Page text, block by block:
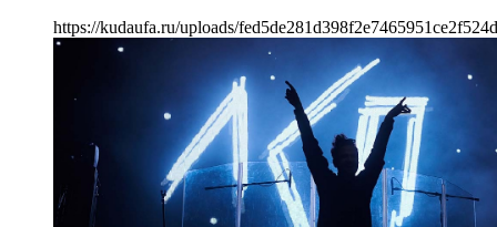
https://kudaufa.ru/uploads/